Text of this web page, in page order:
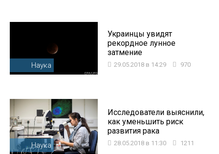
Наука
Украинцы увидят
рекордное лунное
затмение
29.05.2018 в 14:29 970
Наука
Исследователи выяснили,
как уменьшить риск
развития рака
28.05.2018 в 11:30 1211